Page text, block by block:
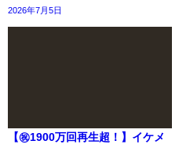
2026年7月5日
【㊗️1900万回再生超！】イケメ